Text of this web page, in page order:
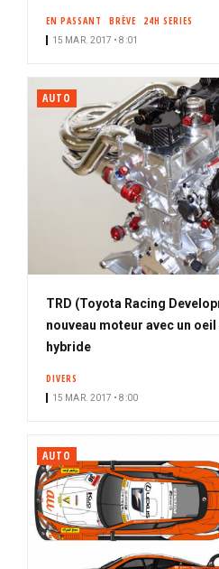
EN PASSANT BRÈVE 24H SERIES
15 MAR. 2017 • 8:01
AUTO
TRD (Toyota Racing
nouveau moteur avec un
hybride
DIVERS
15 MAR. 2017 • 8:00
AUTO